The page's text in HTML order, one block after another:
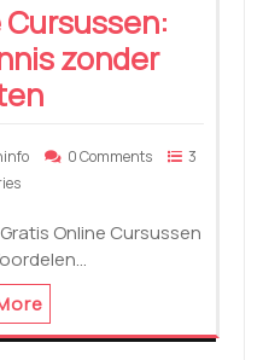
zonder
0 Comments
3
Online Cursussen